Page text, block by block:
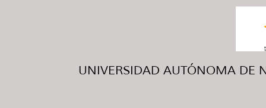
UNIVERSIDAD AUTÓNOMA DE